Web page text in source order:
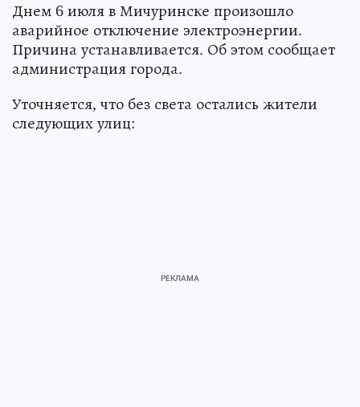
Днем 6 июля в Мичуринске произошло
аварийное отключение электроэнергии.
Причина устанавливается. Об этом сообщает
администрация города.
Уточняется, что без света остались жители
следующих улиц: